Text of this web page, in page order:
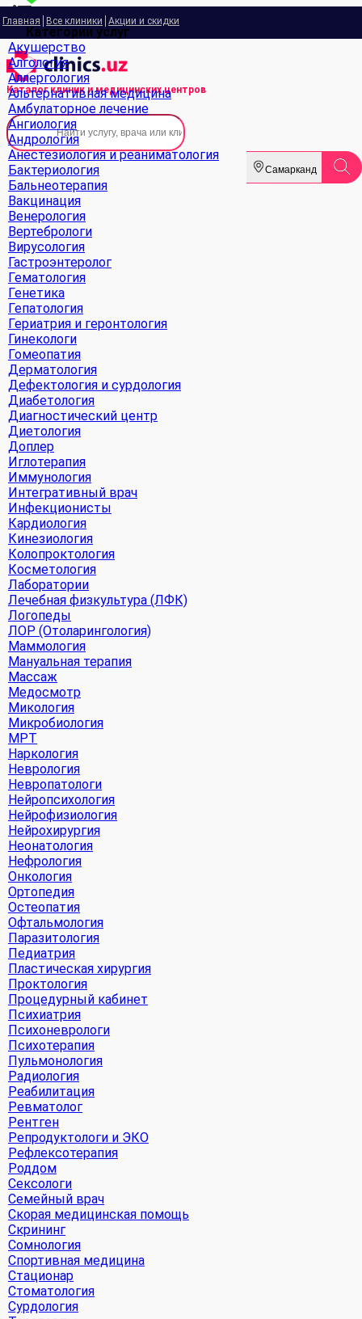
Главная Все клиники Акции и скидки
Каталог клиник и медицинских центров
Категории услуг
Акушерство
Алгология
Аллергология
Альтернативная медицина
Амбулаторное лечение
Ангиология
Андрология
Анестезиология и реаниматология
Бактериология
Бальнеотерапия
Вакцинация
Венерология
Вертебрологи
Вирусология
Гастроэнтеролог
Гематология
Генетика
Гепатология
Гериатрия и геронтология
Гинекологи
Гомеопатия
Дерматология
Дефектология и сурдология
Диабетология
Диагностический центр
Диетология
Доплер
Иглотерапия
Иммунология
Интегративный врач
Инфекционисты
Кардиология
Кинезиология
Колопроктология
Косметология
Лаборатории
Лечебная физкультура (ЛФК)
Логопеды
ЛОР (Отоларингология)
Маммология
Мануальная терапия
Массаж
Медосмотр
Микология
Микробиология
МРТ
Наркология
Неврология
Невропатологи
Нейропсихология
Нейрофизиология
Нейрохирургия
Неонатология
Нефрология
Онкология
Ортопедия
Остеопатия
Офтальмология
Паразитология
Педиатрия
Пластическая хирургия
Проктология
Процедурный кабинет
Психиатрия
Психоневрологи
Психотерапия
Пульмонология
Радиология
Реабилитация
Ревматолог
Рентген
Репродуктологи и ЭКО
Рефлексотерапия
Роддом
Сексологи
Семейный врач
Скорая медицинская помощь
Скрининг
Сомнология
Спортивная медицина
Стационар
Стоматология
Сурдология
Самарканд